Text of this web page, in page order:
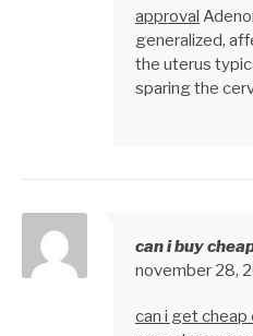
approval
generalized,
the uterus
sparing the
can i buy
november 28,
can i get